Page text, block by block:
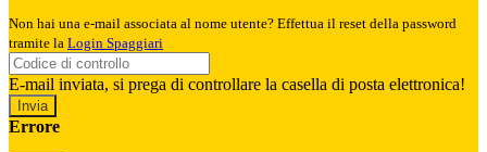
Non hai una e-mail associata al nome utente? Effettua il reset della password
tramite la Login Spaggiari
E-mail inviata, si prega di controllare la casella di posta elettronica!
Errore